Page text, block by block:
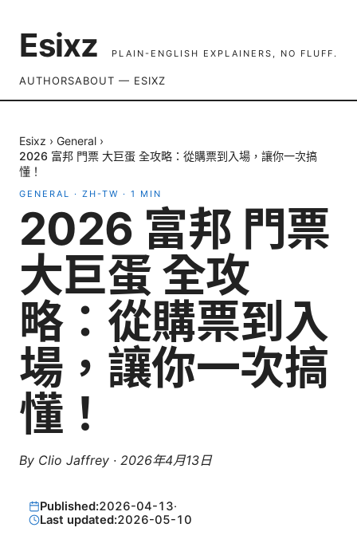
Esixz PLAIN-ENGLISH EXPLAINERS, NO FLUFF.
AUTHORSABOUT — ESIXZ
Esixz › General ›
2026 富邦 門票 大巨蛋 全攻略：從購票到入場，讓你一次搞
懂！
GENERAL · ZH-TW · 1 MIN
2026 富邦 門票
大巨蛋 全攻
略：從購票到入
場，讓你一次搞
懂！
By Clio Jaffrey · 2026年4月13日
Published:2026-04-13·
Last updated:2026-05-10